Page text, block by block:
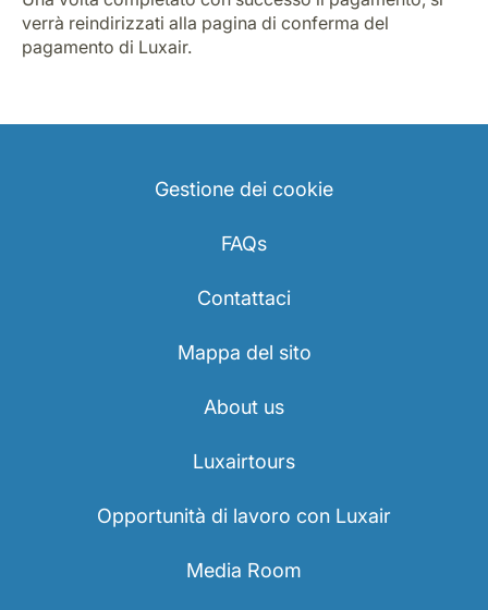
verrà reindirizzati alla pagina di conferma del
pagamento di Luxair.
Gestione dei cookie
FAQs
Contattaci
Mappa del sito
About us
Luxairtours
Opportunità di lavoro con Luxair
Media Room